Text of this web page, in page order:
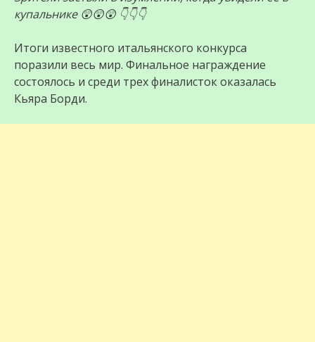
купальнике 😲😲😲 👇👇👇
Итоги известного итальянского конкурса
поразили весь мир. Финальное награждение
состоялось и cреди трех финалисток оказалась
Кьяра Борди.